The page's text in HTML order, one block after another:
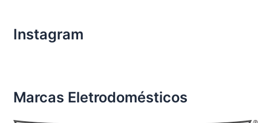
Aura
Tijuca
Instagram
Marcas Eletrodomésticos